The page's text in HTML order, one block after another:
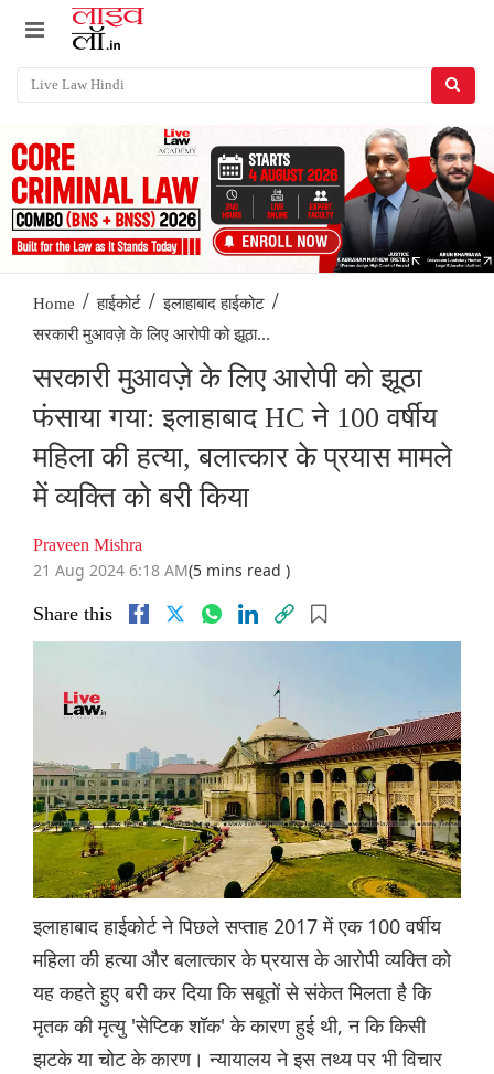
Home / हाईकोर्ट / इलाहाबाद हाईकोट /
सरकारी मुआवज़े के लिए आरोपी को झूठा...
सरकारी मुआवज़े के लिए आरोपी को झूठा
फंसाया गया: इलाहाबाद HC ने 100 वर्षीय
महिला की हत्या, बलात्कार के प्रयास मामले
में व्यक्ति को बरी किया
Praveen Mishra
21 Aug 2024 6:18 AM(5 mins read )
Share this
इलाहाबाद हाईकोर्ट ने पिछले सप्ताह 2017 में एक 100 वर्षीय
महिला की हत्या और बलात्कार के प्रयास के आरोपी व्यक्ति को
यह कहते हुए बरी कर दिया कि सबूतों से संकेत मिलता है कि
मृतक की मृत्यु 'सेप्टिक शॉक' के कारण हुई थी, न कि किसी
झटके या चोट के कारण। न्यायालय ने इस तथ्य पर भी विचार